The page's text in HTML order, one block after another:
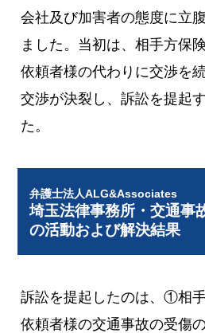
会社及び加害者の態度に立
ました。当初は、相手方保
依頼者様の代わりに交渉を
交渉が決裂し、訴訟を提起
た。
弁護士法人ALG&Associates
埼玉法律事務所・交通事
の活動および解決結果
訴訟を提起したのは、①相
依頼者様の交通事故の受傷